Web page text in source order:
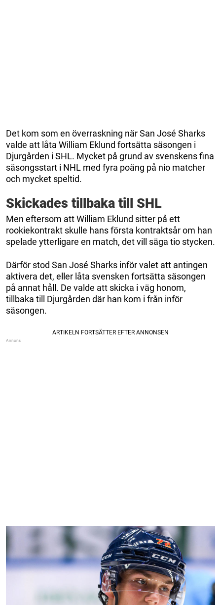
Det kom som en överraskning när San José Sharks
valde att låta William Eklund fortsätta säsongen i
Djurgården i SHL. Mycket på grund av svenskens fina
säsongsstart i NHL med fyra poäng på nio matcher
och mycket speltid.
Skickades tillbaka till SHL
Men eftersom att William Eklund sitter på ett
rookiekontrakt skulle hans första kontraktsår om han
spelade ytterligare en match, det vill säga tio stycken.
Därför stod San José Sharks inför valet att antingen
aktivera det, eller låta svensken fortsätta säsongen
på annat håll. De valde att skicka i väg honom,
tillbaka till Djurgården där han kom i från inför
säsongen.